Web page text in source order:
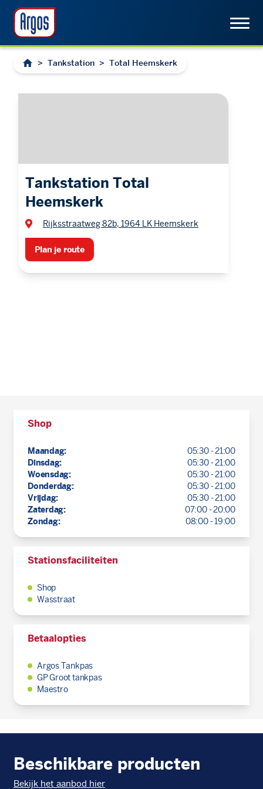
> Tankstation > Total Heemskerk
Tankstation Total
Heemskerk
Rijksstraatweg 82b, 1964 LK Heemskerk
Plan je route
Shop
Maandag:
05:30 - 21:00
Dinsdag:
05:30 - 21:00
Woensdag:
05:30 - 21:00
Donderdag:
05:30 - 21:00
Vrijdag:
05:30 - 21:00
Zaterdag:
07:00 - 20:00
Zondag:
08:00 - 19:00
Stationsfaciliteiten
Shop
Wasstraat
Betaalopties
Argos Tankpas
GP Groot tankpas
Maestro
Beschikbare producten
Bekijk het aanbod hier